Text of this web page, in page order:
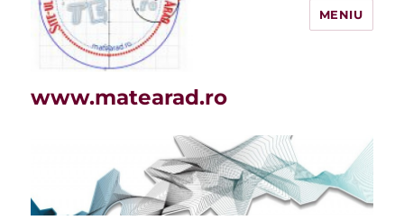
www.matearad.ro
MENIU